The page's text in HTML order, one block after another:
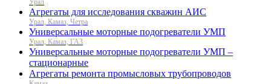
Урал
Агрегаты для исследования скважин АИС
Урал, Камаз, Четра
Универсальные моторные подогреватели УМП
Урал, Камаз, ГАЗ
Универсальные моторные подогреватели УМП –
стационарные
Агрегаты ремонта промысловых трубопроводов